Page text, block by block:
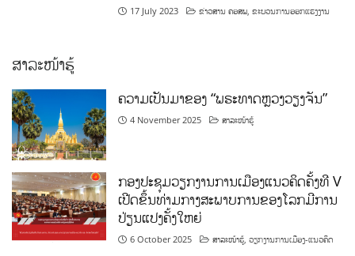
17 July 2023 ຂ່າວສານ ຄອສພ,ຂະບວນການອອກແຮງງານ
ສາລະໜ້າຮູ້
ຄວາມເປັນມາຂອງ “ພຣະທາດຫຼວງວຽງຈັນ”
4 November 2025 ສາລະໜ້າຮູ້
ກອງປະຊຸມວຽກງານການເມືອງແນວຄິດຄັ້ງທີ V
ເປີດຂຶ້ນທ່າມກາງສະພາບການຂອງໂລກມີການ
ປ່ຽນແປງຄັ້ງໃຫຍ່
6 October 2025 ສາລະໜ້າຮູ້ ,ວຽກງານການເມືອງ-ແນວຄິດ